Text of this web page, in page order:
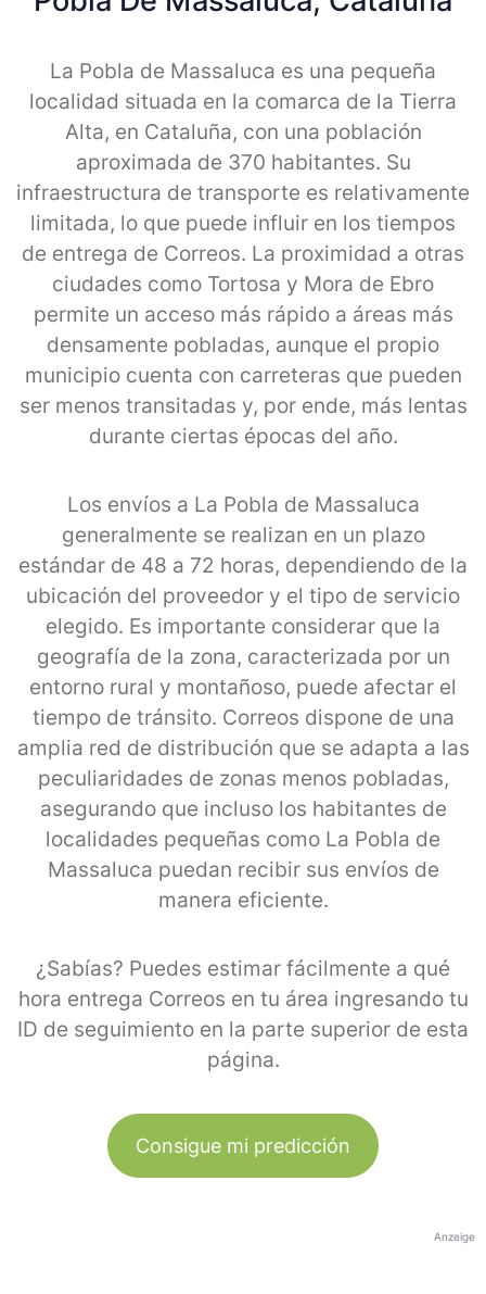
La Pobla de Massaluca es una pequeña
localidad situada en la comarca de la Tierra
Alta, en Cataluña, con una población
aproximada de 370 habitantes. Su
infraestructura de transporte es relativamente
limitada, lo que puede influir en los tiempos
de entrega de Correos. La proximidad a otras
ciudades como Tortosa y Mora de Ebro
permite un acceso más rápido a áreas más
densamente pobladas, aunque el propio
municipio cuenta con carreteras que pueden
ser menos transitadas y, por ende, más lentas
durante ciertas épocas del año.
Los envíos a La Pobla de Massaluca
generalmente se realizan en un plazo
estándar de 48 a 72 horas, dependiendo de la
ubicación del proveedor y el tipo de servicio
elegido. Es importante considerar que la
geografía de la zona, caracterizada por un
entorno rural y montañoso, puede afectar el
tiempo de tránsito. Correos dispone de una
amplia red de distribución que se adapta a las
peculiaridades de zonas menos pobladas,
asegurando que incluso los habitantes de
localidades pequeñas como La Pobla de
Massaluca puedan recibir sus envíos de
manera eficiente.
¿Sabías? Puedes estimar fácilmente a qué
hora entrega Correos en tu área ingresando tu
ID de seguimiento en la parte superior de esta
página.
Consigue mi predicción
Anzeige